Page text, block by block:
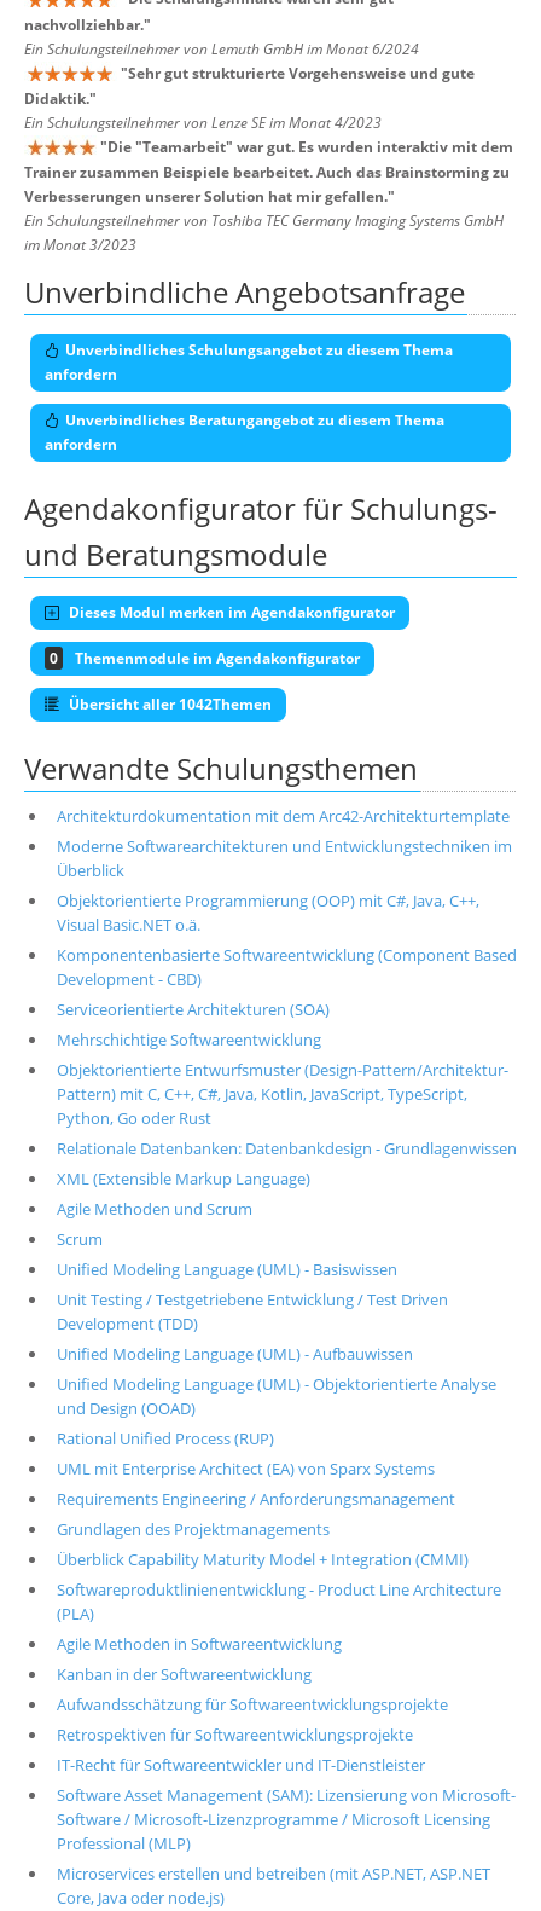
nachvollziehbar."
Ein Schulungsteilnehmer von Lemuth GmbH im Monat 6/2024
"Sehr gut strukturierte Vorgehensweise und gute
Didaktik."
Ein Schulungsteilnehmer von Lenze SE im Monat 4/2023
"Die "Teamarbeit" war gut. Es wurden interaktiv mit dem
Trainer zusammen Beispiele bearbeitet. Auch das Brainstorming zu
Verbesserungen unserer Solution hat mir gefallen."
Ein Schulungsteilnehmer von Toshiba TEC Germany Imaging Systems GmbH
im Monat 3/2023
Unverbindliche Angebotsanfrage
Unverbindliches Schulungsangebot zu diesem Thema
anfordern
Unverbindliches Beratungangebot zu diesem Thema
anfordern
Agendakonfigurator für Schulungs-
und Beratungsmodule
Dieses Modul merken im Agendakonfigurator
0 Themenmodule im Agendakonfigurator
Übersicht aller 1042Themen
Verwandte Schulungsthemen
Architekturdokumentation mit dem Arc42-Architekturtemplate
Moderne Softwarearchitekturen und Entwicklungstechniken im
Überblick
Objektorientierte Programmierung (OOP) mit C#, Java, C++,
Visual Basic.NET o.ä.
Komponentenbasierte Softwareentwicklung (Component Based
Development - CBD)
Serviceorientierte Architekturen (SOA)
Mehrschichtige Softwareentwicklung
Objektorientierte Entwurfsmuster (Design-Pattern/Architektur-
Pattern) mit C, C++, C#, Java, Kotlin, JavaScript, TypeScript,
Python, Go oder Rust
Relationale Datenbanken: Datenbankdesign - Grundlagenwissen
XML (Extensible Markup Language)
Agile Methoden und Scrum
Scrum
Unified Modeling Language (UML) - Basiswissen
Unit Testing / Testgetriebene Entwicklung / Test Driven
Development (TDD)
Unified Modeling Language (UML) - Aufbauwissen
Unified Modeling Language (UML) - Objektorientierte Analyse
und Design (OOAD)
Rational Unified Process (RUP)
UML mit Enterprise Architect (EA) von Sparx Systems
Requirements Engineering / Anforderungsmanagement
Grundlagen des Projektmanagements
Überblick Capability Maturity Model + Integration (CMMI)
Softwareproduktlinienentwicklung - Product Line Architecture
(PLA)
Agile Methoden in Softwareentwicklung
Kanban in der Softwareentwicklung
Aufwandsschätzung für Softwareentwicklungsprojekte
Retrospektiven für Softwareentwicklungsprojekte
IT-Recht für Softwareentwickler und IT-Dienstleister
Software Asset Management (SAM): Lizensierung von Microsoft-
Software / Microsoft-Lizenzprogramme / Microsoft Licensing
Professional (MLP)
Microservices erstellen und betreiben (mit ASP.NET, ASP.NET
Core, Java oder node.js)